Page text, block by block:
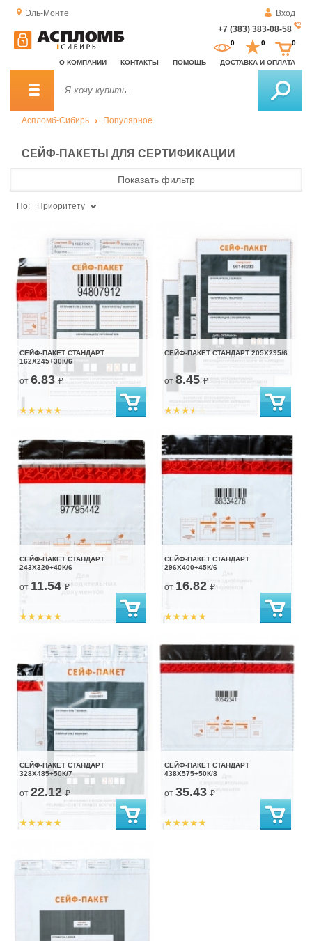
Эль-Монте
Вход
+7 (383) 383-08-58
О КОМПАНИИ КОНТАКТЫ ПОМОЩЬ ДОСТАВКА И ОПЛАТА
0 0 0
Аспломб-Сибирь Популярное
СЕЙФ-ПАКЕТЫ ДЛЯ СЕРТИФИКАЦИИ
Показать фильтр
По: Приоритету
СЕЙФ-ПАКЕТ СТАНДАРТ
162Х245+30К/6
от 6.83₽
СЕЙФ-ПАКЕТ СТАНДАРТ 205Х295/6
от 8.45 ₽
СЕЙФ-ПАКЕТ СТАНДАРТ
243Х320+40К/6
от 11.54 ₽
СЕЙФ-ПАКЕТ СТАНДАРТ
296Х400+45К/6
от 16.82 ₽
СЕЙФ-ПАКЕТ СТАНДАРТ
328Х485+50К/7
от 22.12₽
СЕЙФ-ПАКЕТ СТАНДАРТ
438Х575+50К/8
от 35.43 ₽